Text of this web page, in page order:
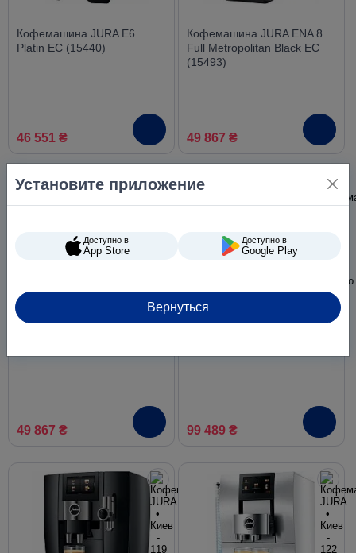
Кофемашина JURA E6
Platin EC (15440)
46 551 ₴
Кофемашина JURA ENA 8
Full Metropolitan Black EC
(15493)
49 867 ₴
Кофемашина JURA ENA 8
49 867 ₴
Кофемашина JURA S8 Dark
99 489 ₴
Установите приложение
Доступно в
App Store
Доступно в
Google Play
Вернуться